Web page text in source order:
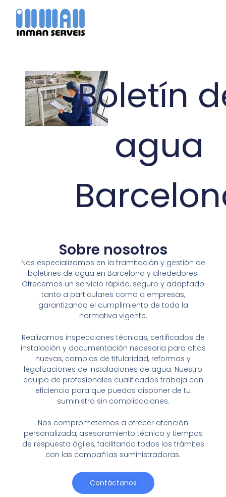
contenido
Boletín
agua
Sobre nosotros
Nos especializamos en la tramitación y gestión de
boletines de agua en Barcelona y alrededores.
Ofrecemos un servicio rápido, seguro y adaptado
tanto a particulares como a empresas,
garantizando el cumplimiento de toda la
normativa vigente.
Realizamos inspecciones técnicas, certificados de
instalación y documentación necesaria para altas
nuevas, cambios de titularidad, reformas y
legalizaciones de instalaciones de agua. Nuestro
equipo de profesionales cualificados trabaja con
eficiencia para que puedas disponer de tu
suministro sin complicaciones.
Nos comprometemos a ofrecer atención
personalizada, asesoramiento técnico y tiempos
de respuesta ágiles, facilitando todos los trámites
con las compañías suministradoras.
Contáctanos